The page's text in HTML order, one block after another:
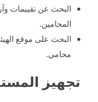
البحث عن تقييمات
المحامين.
البحث على موقع
محامي.
تجهيز